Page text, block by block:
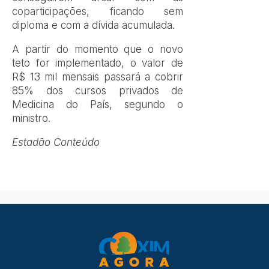
coparticipações, ficando sem
diploma e com a dívida acumulada.
A partir do momento que o novo
teto for implementado, o valor de
R$ 13 mil mensais passará a cobrir
85% dos cursos privados de
Medicina do País, segundo o
ministro.
Estadão Conteúdo